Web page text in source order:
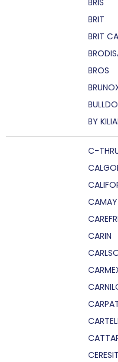
BRIS
BRIT
BRIT
BROS
BY
C-
CAMAY
CARIN
CERESIT